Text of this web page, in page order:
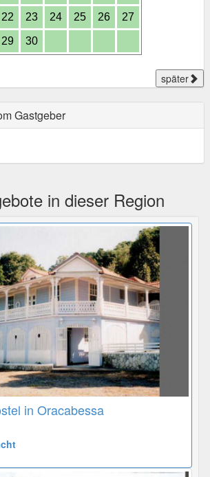
22 23 24 25 26 27
29 30
später
Gastgeber
in dieser Region
in Oracabessa